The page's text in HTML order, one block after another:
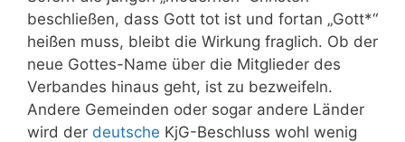
beschließen, dass Gott tot ist und fortan „Gott*“
heißen muss, bleibt die Wirkung fraglich. Ob der
neue Gottes-Name über die Mitglieder des
Verbandes hinaus geht, ist zu bezweifeln.
Andere Gemeinden oder sogar andere Länder
wird der deutsche KjG-Beschluss wohl wenig